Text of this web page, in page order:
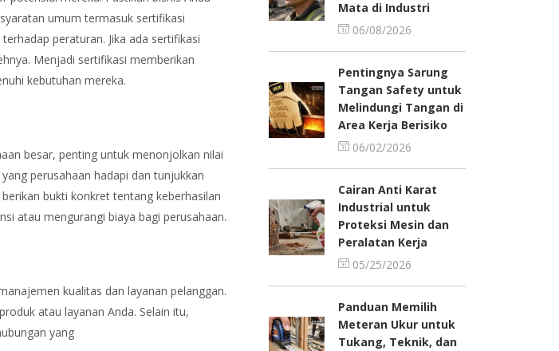
Mata di Industri
06/08/2026
Pentingnya Sarung
Tangan Safety untuk
Melindungi Tangan di
Area Kerja Berisiko
06/02/2026
Cairan Anti Karat
Industrial untuk
Proteksi Mesin dan
Peralatan Kerja
05/25/2026
Panduan Memilih
Meteran Ukur untuk
Tukang, Teknik, dan
umum termasuk sertifikasi
peraturan. Jika ada sertifikasi
Menjadi sertifikasi memberikan
kebutuhan mereka.
besar, penting untuk menonjolkan nilai
perusahaan hadapi dan tunjukkan
bukti konkret tentang keberhasilan
atau mengurangi biaya bagi perusahaan.
kualitas dan layanan pelanggan.
atau layanan Anda. Selain itu,
yang